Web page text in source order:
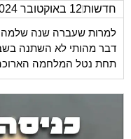
חדשות12 באוקטובר 2024
דבר מהותי לא השתנה
תחת נטל המלחמה הארוכה